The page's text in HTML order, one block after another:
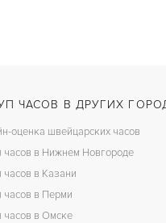
ЧАСОВ В ДРУГИХ
оценка швейцарских часов
часов в Нижнем Новгороде
часов в Казани
часов в Перми
часов в Омске